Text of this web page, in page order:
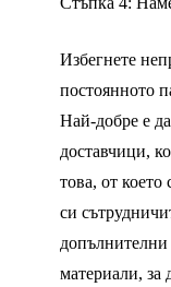
Избегнете
постоянното
Най-добре е
доставчици,
това, от
си
материали, за